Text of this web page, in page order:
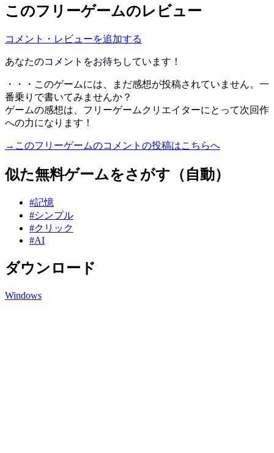
このフリーゲームのレビュー
コメント・レビューを追加する
あなたのコメントをお待ちしています！
・・・このゲームには、まだ感想が投稿されていません。一
番乗りで書いてみませんか？
ゲームの感想は、フリーゲームクリエイターにとって次回作
への力になります！
→このフリーゲームのコメントの投稿はこちらへ
似た無料ゲームをさがす（自動）
#記憶
#シンプル
#クリック
#AI
ダウンロード
Windows